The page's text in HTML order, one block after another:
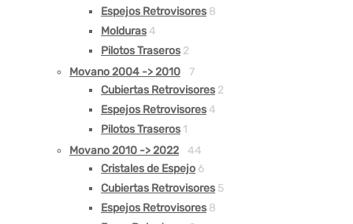
Espejos Retrovisores 8
Molduras 4
Pilotos Traseros 2
Movano 2004 -> 2010
7
Cubiertas Retrovisores 2
Espejos Retrovisores 4
Pilotos Traseros 1
Movano 2010 -> 2022
44
Cristales de Espejo 6
Cubiertas Retrovisores 5
Espejos Retrovisores 8